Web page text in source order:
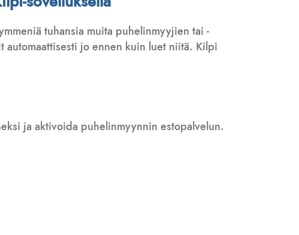
tuhansia muita puhelinmyyjien tai -
jo ennen kuin luet niitä. Kilpi
ja aktivoida puhelinmyynnin estopalvelun.